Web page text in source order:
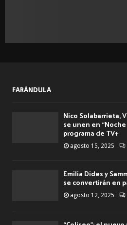
FARÁNDULA
Nico Solabarrieta,
se unen en
programa de TV+
agosto 15, 2025
Emilia Dides y
se convertirán en
agosto 12, 2025